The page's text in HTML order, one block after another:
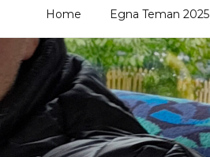
Home Egna Teman 2025